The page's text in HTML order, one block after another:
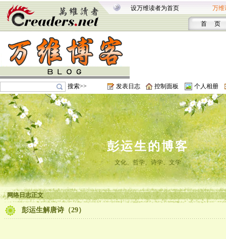
设万维读者为首页 万维
首 页
搜索>> 发表日志 控制面板 个人相册
彭运生的博客
文化、哲学、诗学、文学
网络日志正文
彭运生解唐诗（29）